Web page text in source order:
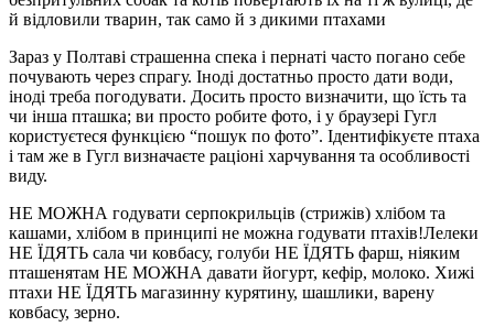
й відловили тварин, так само й з дикими птахами
Зараз у Полтаві страшенна спека і пернаті часто погано себе
почувають через спрагу. Іноді достатньо просто дати води,
іноді треба погодувати. Досить просто визначити, що їсть та
чи інша пташка; ви просто робите фото, і у браузері Гугл
користуєтеся функцією “пошук по фото”. Ідентифікуєте птаха
і там же в Гугл визначаєте раціоні харчування та особливості
виду.
НЕ МОЖНА годувати серпокрильців (стрижів) хлібом та
кашами, хлібом в принципі не можна годувати птахів!Лелеки
НЕ ЇДЯТЬ сала чи ковбасу, голуби НЕ ЇДЯТЬ фарш, ніяким
пташенятам НЕ МОЖНА давати йогурт, кефір, молоко. Хижі
птахи НЕ ЇДЯТЬ магазинну курятину, шашлики, варену
ковбасу, зерно.